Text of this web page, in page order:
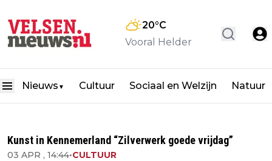
20°C
Vooral Helder
Nieuws ▼ Cultuur Sociaal en Welzijn Natuur
Kunst in Kennemerland “Zilverwerk goede vrijdag”
03 APR , 14:44•CULTUUR